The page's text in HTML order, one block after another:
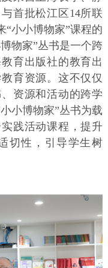
首批松江区14所联
“小小博物家”课程的
物家”丛书是一个跨
育出版社的教育出
育资源。这不仅仅
资源和活动的跨学
小博物家”丛书为载
践活动课程，提升
切性，引导学生树